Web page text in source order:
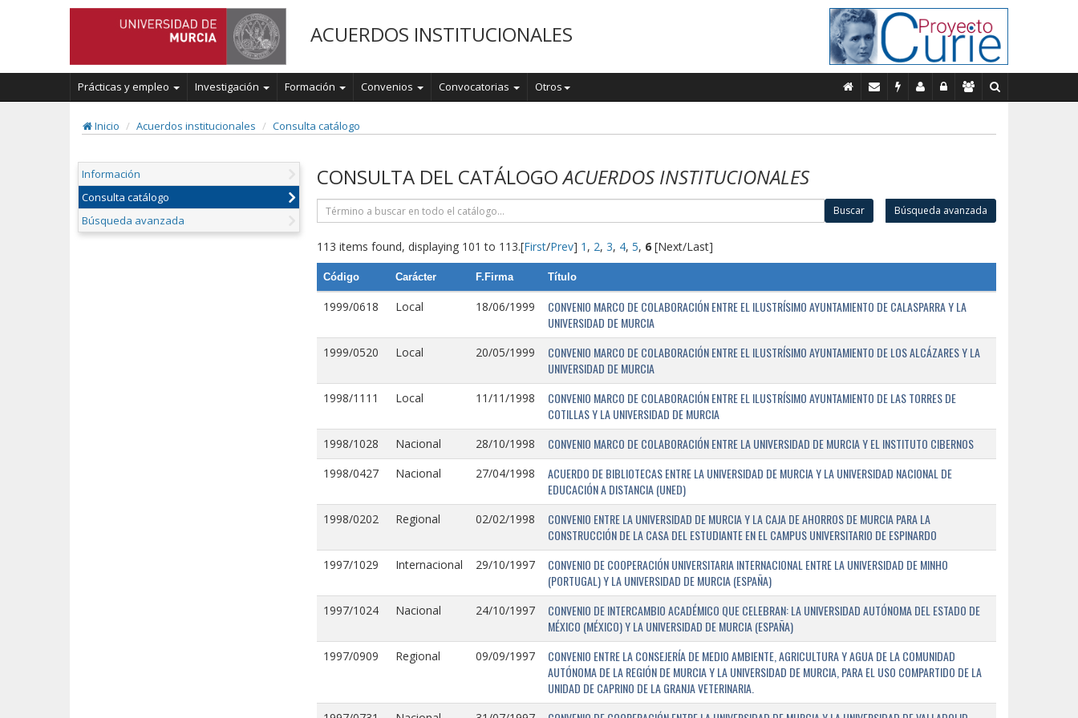
ACUERDOS INSTITUCIONALES
Prácticas y empleo Investigación Formación Convenios Convocatorias Otros
Inicio Acuerdos institucionales Consulta catálogo
Información
Consulta catálogo
Búsqueda avanzada
CONSULTA DEL CATÁLOGOACUERDOS INSTITUCIONALES
Buscar Búsqueda avanzada
113 items found, displaying 101 to 113.[First/Prev] 1 , 2, 3, 4, 5, 6[Next/Last]
Código Carácter F.Firma Título
1999/0618 Local 18/06/1999
CONVENIO MARCO DE COLABORACIÓN ENTRE EL ILUSTRÍSIMO AYUNTAMIENTO DE CALASPARRA Y LA
UNIVERSIDAD DE MURCIA
1999/0520 Local 20/05/1999
CONVENIO MARCO DE COLABORACIÓN ENTRE EL ILUSTRÍSIMO AYUNTAMIENTO DE LOS ALCÁZARES Y LA
UNIVERSIDAD DE MURCIA
1998/1111 Local 11/11/1998
CONVENIO MARCO DE COLABORACIÓN ENTRE EL ILUSTRÍSIMO AYUNTAMIENTO DE LAS TORRES DE
COTILLAS Y LA UNIVERSIDAD DE MURCIA
1998/1028 Nacional 28/10/1998 CONVENIO MARCO DE COLABORACIÓN ENTRE LA UNIVERSIDAD DE MURCIA Y EL INSTITUTO CIBERNOS
1998/0427 Nacional 27/04/1998
ACUERDO DE BIBLIOTECAS ENTRE LA UNIVERSIDAD DE MURCIA Y LA UNIVERSIDAD NACIONAL DE
EDUCACIÓN A DISTANCIA (UNED)
1998/0202 Regional 02/02/1998
CONVENIO ENTRE LA UNIVERSIDAD DE MURCIA Y LA CAJA DE AHORROS DE MURCIA PARA LA
CONSTRUCCIÓN DE LA CASA DEL ESTUDIANTE EN EL CAMPUS UNIVERSITARIO DE ESPINARDO
1997/1029 Internacional 29/10/1997
CONVENIO DE COOPERACIÓN UNIVERSITARIA INTERNACIONAL ENTRE LA UNIVERSIDAD DE MINHO
(PORTUGAL) Y LA UNIVERSIDAD DE MURCIA (ESPAÑA)
1997/1024 Nacional 24/10/1997
CONVENIO DE INTERCAMBIO ACADÉMICO QUE CELEBRAN: LA UNIVERSIDAD AUTÓNOMA DEL ESTADO DE
MÉXICO (MÉXICO) Y LA UNIVERSIDAD DE MURCIA (ESPAÑA)
1997/0909 Regional 09/09/1997
CONVENIO ENTRE LA CONSEJERÍA DE MEDIO AMBIENTE, AGRICULTURA Y AGUA DE LA COMUNIDAD
AUTÓNOMA DE LA REGIÓN DE MURCIA Y LA UNIVERSIDAD DE MURCIA, PARA EL USO COMPARTIDO DE LA
UNIDAD DE CAPRINO DE LA GRANJA VETERINARIA.